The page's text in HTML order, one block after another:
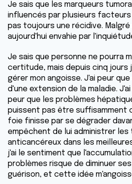
Je sais que les marqueurs
influencés par plusieurs
pas toujours une récidive. Malgré
aujourd'hui envahie par
Je sais que personne ne pourra
certitude, mais depuis cinq jours
gérer mon angoisse. J'ai peur
d'une extension de la maladie.
peur que les problèmes
puissent pas être suffisamment
foie finisse par se dégrader
empêchent de lui administrer
anticancéreux dans les
j'ai le sentiment que
problèmes risque de diminuer
guérison, et cette idée